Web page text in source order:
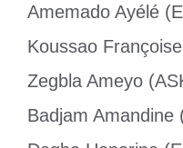
Amemado Ayélé
Koussao
Zegbla Ameyo
Badjam Amandine